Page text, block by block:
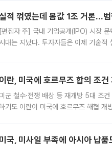
적 꺾였는데 몸값 1조 거론…
[편집자 주] 국내 기업공개(IPO) 시장 문
시대는 지났다. 투자자들은 이제 기술적
이란, 미국에 호르무즈 합의 조
미군 철수·전쟁 배상 등 재개방 5대 조
기도 이란이 미국에 호르무즈 해협 개
미국, 미사일 부족에 아시아 납